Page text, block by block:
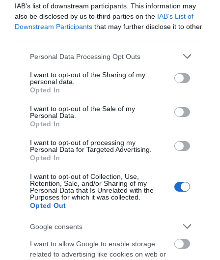
IAB’s list of downstream participants. This information may
also be disclosed by us to third parties on the IAB’s List of
Downstream Participants that may further disclose it to other
Please note that this website/app uses one or more Google
not limited to your visit or usage behaviour. You may click to
grant or deny consent to Google and its third-party tags to
use your data for below specified purposes in below Google
consent section.
Personal Data Processing Opt Outs
I want to opt-out of the Sharing of my
personal data.
Opted In
I want to opt-out of the Sale of my
Personal Data.
Opted In
I want to opt-out of processing my
Personal Data for Targeted Advertising.
Opted In
I want to opt-out of Collection, Use,
Retention, Sale, and/or Sharing of my
Personal Data that Is Unrelated with the
Purposes for which it was collected.
Opted Out
Google consents
I want to allow Google to enable storage
related to advertising like cookies on web or
γήπεδο μπάσκετ
14.06.2024 | 11:45
Στο «τραπέζι» νέο γήπεδο μπάσκετ στην
Εύβοια – Πού θα γίνει
20.05.2024 | 21:20